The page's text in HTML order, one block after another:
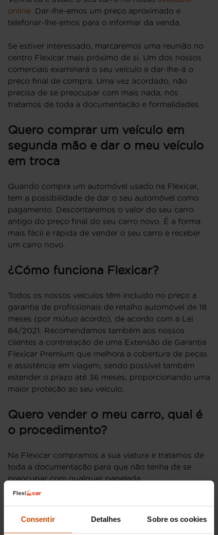
Consentir Detalhes Sobre os cookies
online .Dar-lhe-emos um preço aproximado e
telefonar-lhe-emos para o informar da venda.
Se estiver interessado, marcaremos uma reunião no
centro Flexicar mais próximo de si. Um dos nossos
comerciais examinará o seu veículo e dar-lhe-á o
preço final de compra. Uma vez acordado, não
precisa de se preocupar com mais nada, nós
tratamos de toda a documentação e formalidades.
Quero comprar um veículo em
segunda mão e dar o meu veículo
em troca
Quando compra um automóvel usado na Flexicar,
tem a possibilidade de dar o seu automóvel como
pagamento. Descontaremos o valor do seu carro
antigo do preço final do seu carro novo. É a forma
mais fácil e rápida de vender o seu carro e receber
um carro novo.
¿Cómo funciona Flexicar?
Todos os nossos veículos têm incluído no preço a
garantia de profissionais de retalho automóvel de 18
meses (por mútuo acordo), de acordo com a Lei
84/2021. Recomendamos também aos nossos
clientes a contratação de uma Extensão de Garantia
Flexicar Premium que melhora a cobertura de peças
e assistência em viagem, sendo possível também
estender o prazo até 36 meses, proporcionando uma
maior proteção ao seu veículo.
Quero vender o meu carro, qual é
o procedimento?
Na Flexicar compramos a sua viatura e tratamos de
toda a documentação para que não tenha de se
preocupar com qualquer papelada.